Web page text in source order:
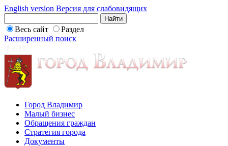
English version Версия для слабовидящих
Весь сайт
Раздел
Расширенный поиск
Город Владимир
Малый бизнес
Обращения граждан
Стратегия города
Документы